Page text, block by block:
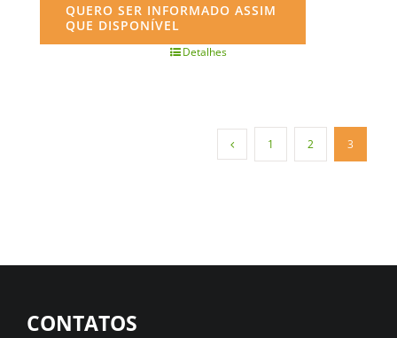
QUERO SER INFORMADO ASSIM
QUE DISPONÍVEL
Detalhes
1 2 3
CONTATOS